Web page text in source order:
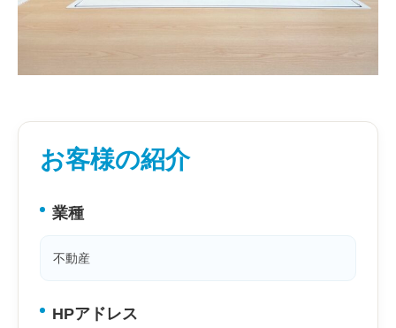
採用情報
お客様の紹介
業種
不動産
HPアドレス